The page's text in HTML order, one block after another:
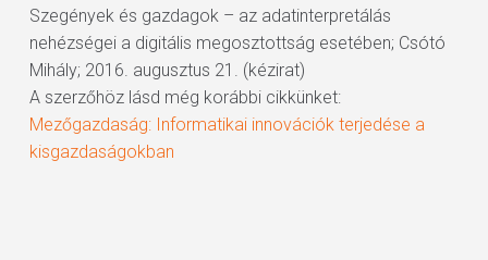
Szegények és gazdagok – az adatinterpretálás
nehézségei a digitális megosztottság esetében; Csótó
Mihály; 2016. augusztus 21. (kézirat)
A szerzőhöz lásd még korábbi cikkünket:
Mezőgazdaság: Informatikai innovációk terjedése a
kisgazdaságokban